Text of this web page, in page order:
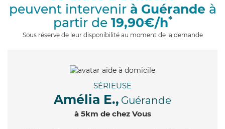
i
peuvent intervenir à Guérande à
partir de 19,90€/h*
Sous réserve de leur disponibilité au moment de la demande
SÉRIEUSE
Amélia E., Guérande
à 5km de chez Vous